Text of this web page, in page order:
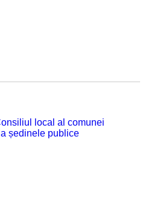
local al comunei
ședinele publice